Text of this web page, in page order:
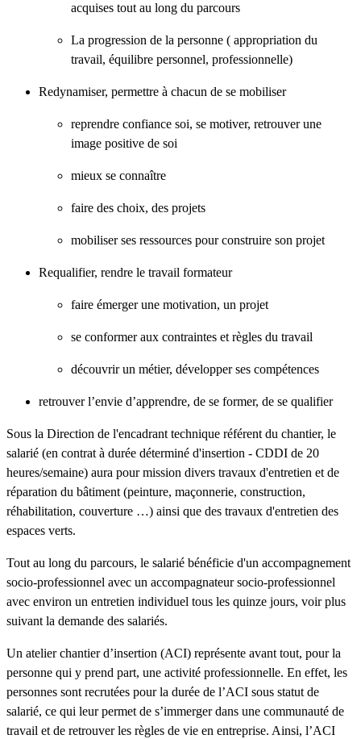
acquises tout au long du parcours
La progression de la personne ( appropriation du
travail, équilibre personnel, professionnelle)
Redynamiser, permettre à chacun de se mobiliser
reprendre confiance soi, se motiver, retrouver une
image positive de soi
mieux se connaître
faire des choix, des projets
mobiliser ses ressources pour construire son projet
Requalifier, rendre le travail formateur
faire émerger une motivation, un projet
se conformer aux contraintes et règles du travail
découvrir un métier, développer ses compétences
retrouver l’envie d’apprendre, de se former, de se qualifier
Sous la Direction de l'encadrant technique référent du chantier, le
salarié (en contrat à durée déterminé d'insertion - CDDI de 20
heures/semaine) aura pour mission divers travaux d'entretien et de
réparation du bâtiment (peinture, maçonnerie, construction,
réhabilitation, couverture …) ainsi que des travaux d'entretien des
espaces verts.
Tout au long du parcours, le salarié bénéficie d'un accompagnement
socio-professionnel avec un accompagnateur socio-professionnel
avec environ un entretien individuel tous les quinze jours, voir plus
suivant la demande des salariés.
Un atelier chantier d’insertion (ACI) représente avant tout, pour la
personne qui y prend part, une activité professionnelle. En effet, les
personnes sont recrutées pour la durée de l’ACI sous statut de
salarié, ce qui leur permet de s’immerger dans une communauté de
travail et de retrouver les règles de vie en entreprise. Ainsi, l’ACI